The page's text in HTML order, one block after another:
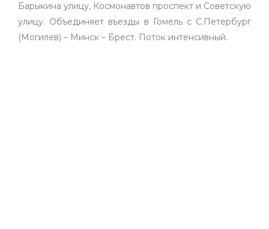
Барыкина улицу, Космонавтов проспект и Советскую
улицу. Объединяет въезды в Гомель с С.Петербург
(Могилев) – Минск – Брест. Поток интенсивный.